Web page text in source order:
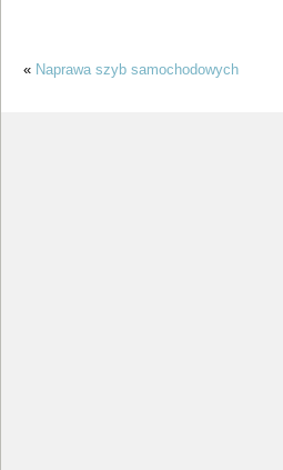
« Naprawa szyb samochodowych